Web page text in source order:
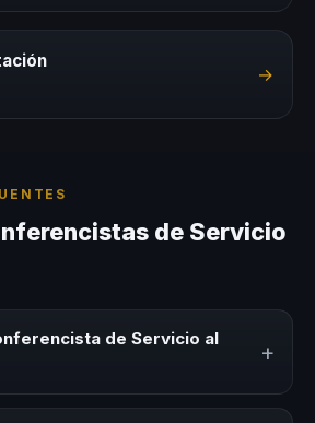
→
de Servicio
de Servicio al
+